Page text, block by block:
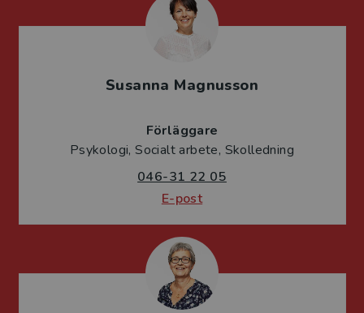
Susanna Magnusson
Förläggare
Psykologi, Socialt arbete, Skolledning
046-31 22 05
E-post